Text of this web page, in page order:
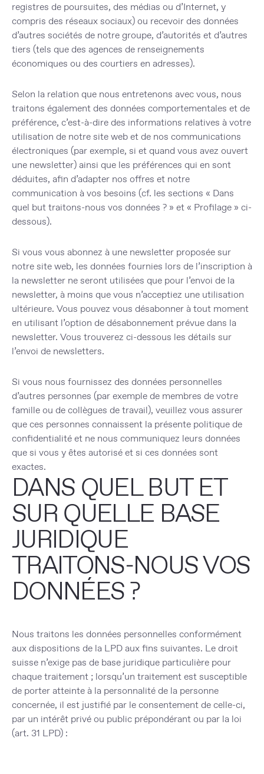
registres de poursuites, des médias ou d’Internet, y
compris des réseaux sociaux) ou recevoir des données
d’autres sociétés de notre groupe, d’autorités et d’autres
tiers (tels que des agences de renseignements
économiques ou des courtiers en adresses).
Selon la relation que nous entretenons avec vous, nous
traitons également des données comportementales et de
préférence, c’est-à-dire des informations relatives à votre
utilisation de notre site web et de nos communications
électroniques (par exemple, si et quand vous avez ouvert
une newsletter) ainsi que les préférences qui en sont
déduites, afin d’adapter nos offres et notre
communication à vos besoins (cf. les sections « Dans
quel but traitons-nous vos données ? » et « Profilage » ci-
dessous).
Si vous vous abonnez à une newsletter proposée sur
notre site web, les données fournies lors de l’inscription à
la newsletter ne seront utilisées que pour l’envoi de la
newsletter, à moins que vous n’acceptiez une utilisation
ultérieure. Vous pouvez vous désabonner à tout moment
en utilisant l’option de désabonnement prévue dans la
newsletter. Vous trouverez ci-dessous les détails sur
l’envoi de newsletters.
Si vous nous fournissez des données personnelles
d’autres personnes (par exemple de membres de votre
famille ou de collègues de travail), veuillez vous assurer
que ces personnes connaissent la présente politique de
confidentialité et ne nous communiquez leurs données
que si vous y êtes autorisé et si ces données sont
exactes.
DANS QUEL BUT ET
SUR QUELLE BASE
JURIDIQUE
TRAITONS-NOUS VOS
DONNÉES ?
Nous traitons les données personnelles conformément
aux dispositions de la LPD aux fins suivantes. Le droit
suisse n’exige pas de base juridique particulière pour
chaque traitement ; lorsqu’un traitement est susceptible
de porter atteinte à la personnalité de la personne
concernée, il est justifié par le consentement de celle-ci,
par un intérêt privé ou public prépondérant ou par la loi
(art. 31 LPD) :